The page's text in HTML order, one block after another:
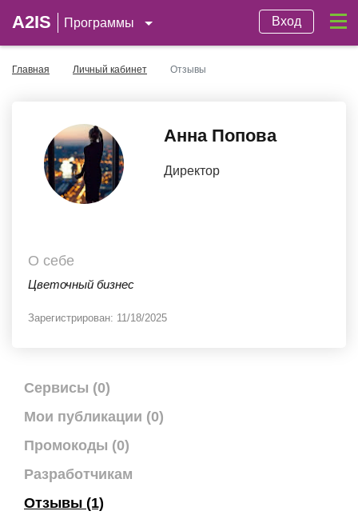
A2IS Программы Вход
Главная Личный кабинет Отзывы
Анна Попова
Директор
О себе
Цветочный бизнес
Зарегистрирован: 11/18/2025
Сервисы (0)
Мои публикации (0)
Промокоды (0)
Разработчикам
Отзывы (1)